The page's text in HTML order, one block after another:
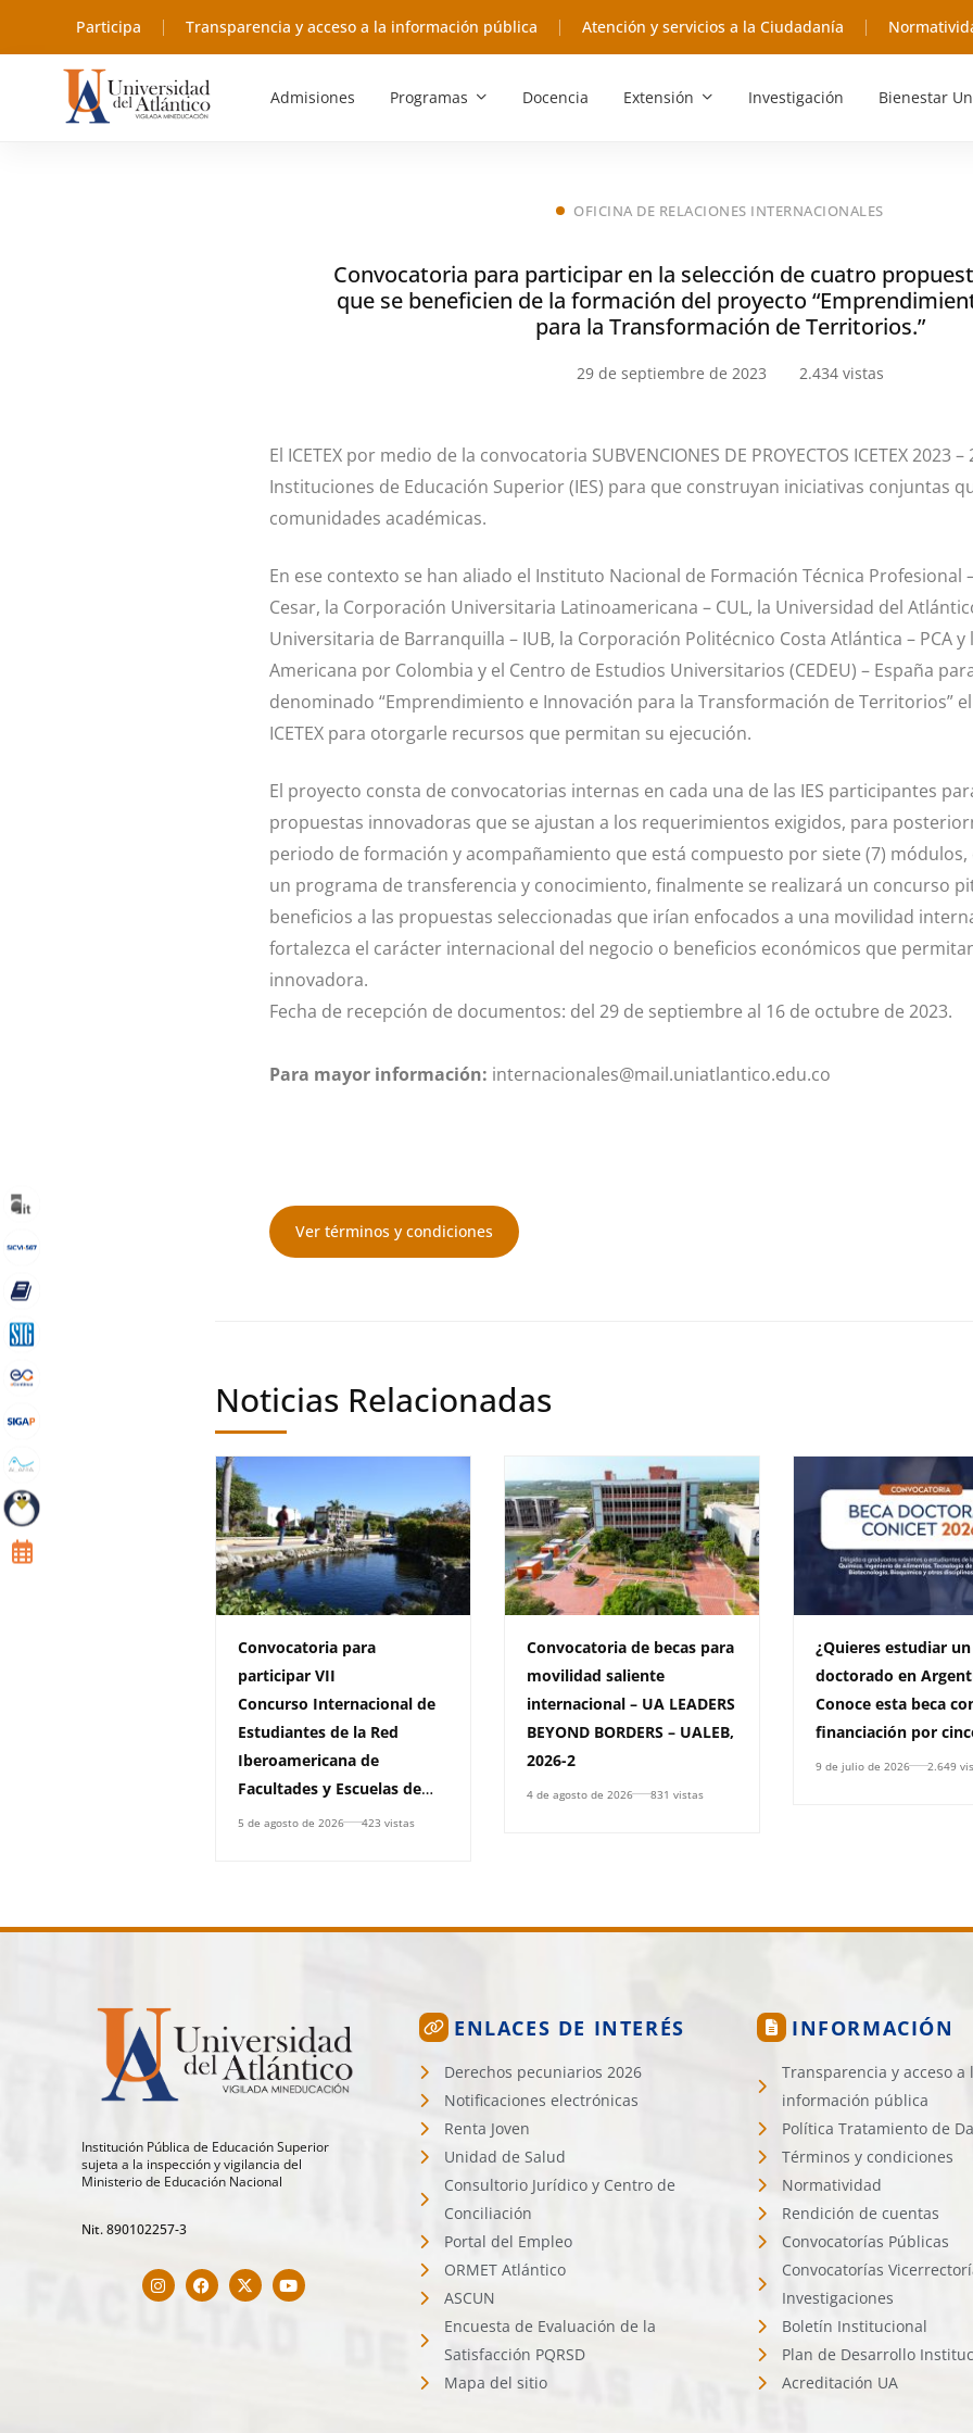
Participa Transparencia y acceso a la información pública Atención y servicios a la Ciudadanía
Admisiones Programas Docencia Extensión Investigación Bienestar
OFICINA DE RELACIONES INTERNACIONALES
Convocatoria para participar en la selección de cuatro
que se beneficien de la formación del proyecto
para la Transformación de Territorios.”
29 de septiembre de 2023 2.434 vistas
El ICETEX por medio de la convocatoria SUBVENCIONES DE PROYECTOS ICETEX 2023
Instituciones de Educación Superior (IES) para que construyan iniciativas conjuntas
comunidades académicas.
En ese contexto se han aliado el Instituto Nacional de Formación Técnica Profesional –
Cesar, la Corporación Universitaria Latinoamericana – CUL, la Universidad del
Universitaria de Barranquilla – IUB, la Corporación Politécnico Costa Atlántica – PCA
Americana por Colombia y el Centro de Estudios Universitarios (CEDEU) – España
denominado “Emprendimiento e Innovación para la Transformación de Territorios”
ICETEX para otorgarle recursos que permitan su ejecución.
El proyecto consta de convocatorias internas en cada una de las IES participantes
propuestas innovadoras que se ajustan a los requerimientos exigidos, para
periodo de formación y acompañamiento que está compuesto por siete (7)
un programa de transferencia y conocimiento, finalmente se realizará un concurso
beneficios a las propuestas seleccionadas que irían enfocados a una movilidad
fortalezca el carácter internacional del negocio o beneficios económicos que
innovadora.
Fecha de recepción de documentos: del 29 de septiembre al 16 de octubre de 2023.
Para mayor información: internacionales@mail.uniatlantico.edu.co
Ver términos y condiciones
Noticias Relacionadas
Convocatoria para
participar VII
Concurso Internacional de
Estudiantes de la Red
Iberoamericana de
Facultades y Escuelas de
Derecho, (RIFED)
5 de agosto de 2026 423 vistas
Convocatoria de becas para
movilidad saliente
internacional – UA LEADERS
BEYOND BORDERS – UALEB,
2026-2
4 de agosto de 2026 831 vistas
¿Quieres estudiar un
doctorado en
Conoce esta beca
financiación por
9 de julio de 2026 2.649
Institución Pública de Educación Superior
sujeta a la inspección y vigilancia del
Ministerio de Educación Nacional
Nit. 890102257-3
ENLACES DE INTERÉS
Derechos pecuniarios 2026
Notificaciones electrónicas
Renta Joven
Unidad de Salud
Consultorio Jurídico y Centro de
Conciliación
Portal del Empleo
ORMET Atlántico
ASCUN
Encuesta de Evaluación de la
Satisfacción PQRSD
Mapa del sitio
INFORMACIÓN
Transparencia y acceso a
información pública
Política Tratamiento de
Términos y condiciones
Normatividad
Rendición de cuentas
Convocatorías Públicas
Convocatorías
Investigaciones
Boletín Institucional
Plan de Desarrollo
Acreditación UA